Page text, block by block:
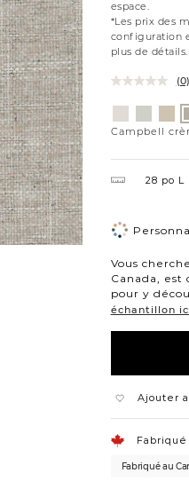
espace.
*Les prix des
configuration
plus de détails.
(0)
Variations
chantilly
lin
Campbell
28 po L
Vous
Canada, est
pour y
échantillon
Ajouter
Fabriqué
Fabriqué au